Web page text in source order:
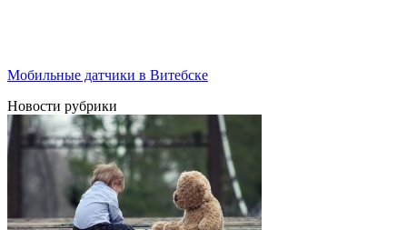
Мобильные датчики в Витебске
Новости рубрики